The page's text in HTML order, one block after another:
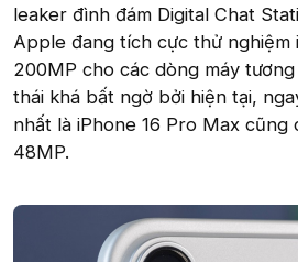
leaker đình đám Digital Chat
Apple đang tích cực thử nghiệm
200MP cho các dòng máy
thái khá bất ngờ bởi hiện tại,
nhất là iPhone 16 Pro Max cũng
48MP.